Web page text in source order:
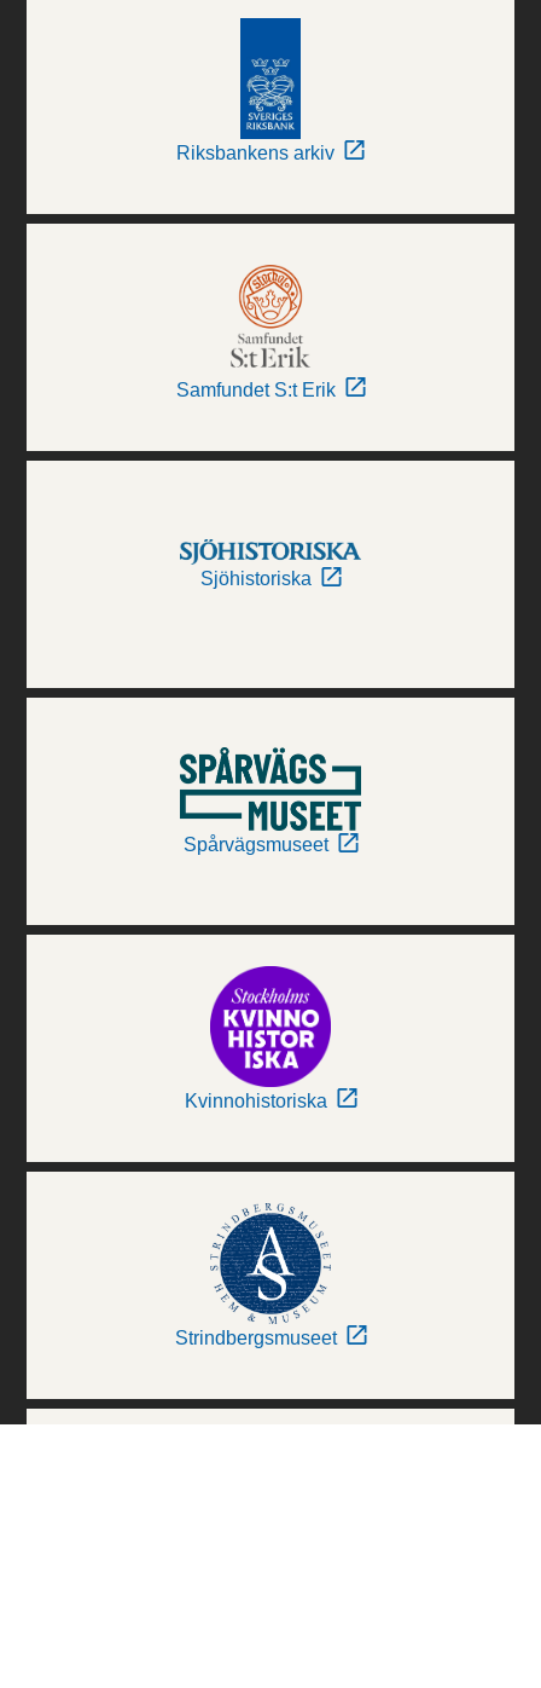
Riksbankens arkiv
Samfundet S:t Erik
Sjöhistoriska
Spårvägsmuseet
Kvinnohistoriska
Strindbergsmuseet